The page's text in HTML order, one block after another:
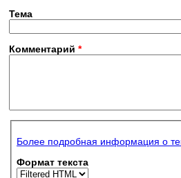
Тема
Комментарий *
Более подробная информация о
Формат текста